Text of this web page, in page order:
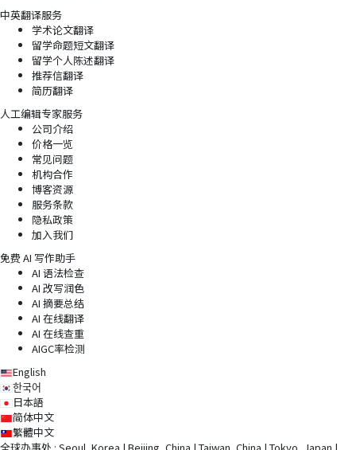
中英翻译服务
学术论文翻译
留学命题短文翻译
留学个人陈述翻译
推荐信翻译
简历翻译
人工编辑专家服务
公司介绍
价格一览
常见问题
机构合作
博客资源
服务条款
隐私政策
加入我们
免费 AI 写作助手
AI 语法检查
AI 改写润色
AI 摘要总结
AI 在线翻译
AI 在线查重
AIGC率检测
English
한국어
日本語
简体中文
繁體中文